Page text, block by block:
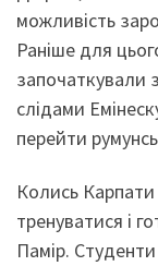
можливість
Раніше для
започаткували
слідами
перейти
Колись
тренуватися і
Памір.